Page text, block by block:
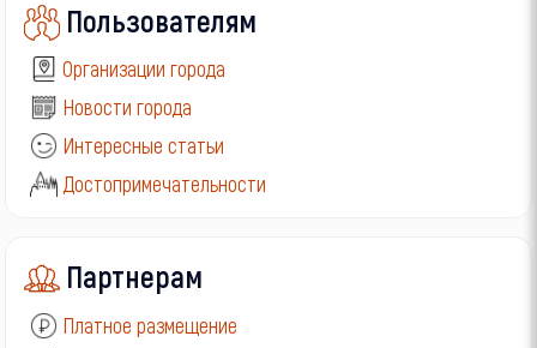
Пользователям
Организации города
Новости города
Интересные статьи
Достопримечательности
Партнерам
Платное размещение